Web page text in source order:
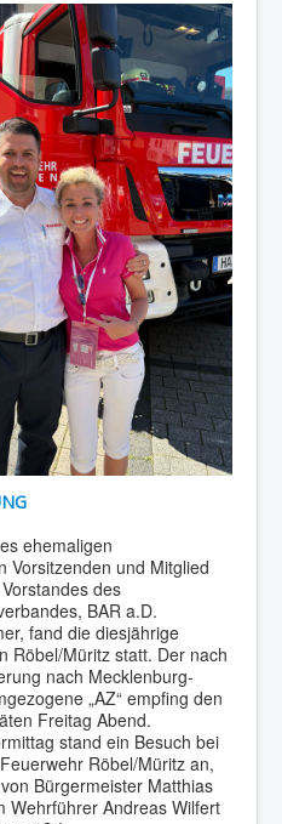
ehemaligen
Vorsitzenden und Mitglied
des
BAR a.D.
fand die diesjährige
Röbel/Müritz statt. Der nach
nach Mecklenburg-
„AZ“ empfing den
Freitag Abend.
stand ein Besuch bei
Röbel/Müritz an,
Bürgermeister Matthias
Wehrführer Andreas Wilfert